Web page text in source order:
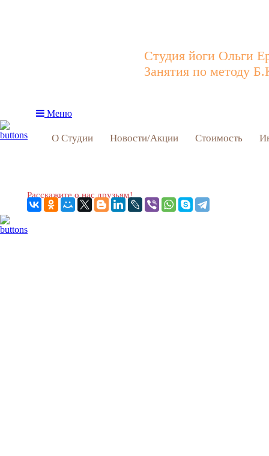
Студия йоги Ольги
Занятия по методу
Меню
О Студии Новости/Акции Стоимость
Расскажите о нас друзьям!